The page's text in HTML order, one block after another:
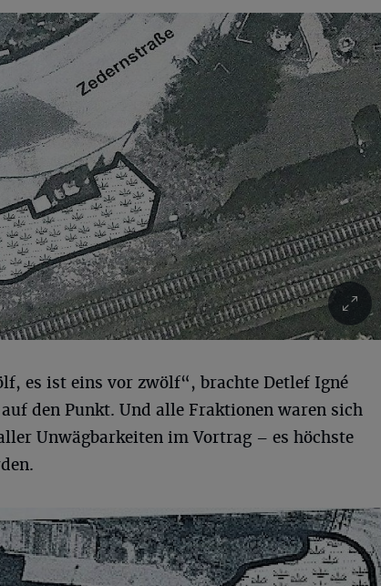
es ist eins vor zwölf“, brachte Detlef Igné
den Punkt. Und alle Fraktionen waren sich
Unwägbarkeiten im Vortrag – es höchste